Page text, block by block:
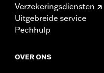
Verzekeringsdiensten
Uitgebreide service
Pechhulp
OVER ONS